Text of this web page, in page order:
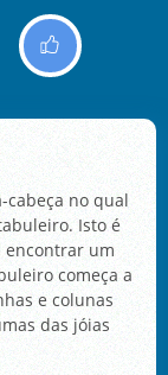
cabeça no qual
Isto é
encontrar um
começa a
e colunas
das jóias